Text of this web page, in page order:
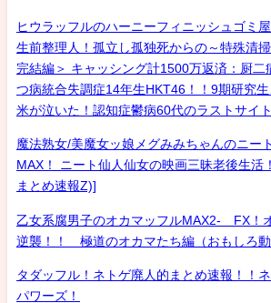
ヒウラッフルのハーニーフィニッシュゴミ
生前整理人！孤立し孤独死からの～特殊清
完結編＞ キャッシング計1500万返済：厨二
つ病統合失調症14年生HKT46！！9期研究
米が泣いた！認知症鬱病60代のラストサイ
魔法熟女/美魔女ッ娘メグみみちゃんのニー
MAX！ ニート仙人仙女の映画三昧老後生活
まとめ速報Z)]
乙女系腐男子のオカマッフルMAX2- FX！
逆襲！！ 極道のオカマたち編（おもしろ動
タダッフル！ネトゲ廃人的まとめ速報！！
パワーズ！